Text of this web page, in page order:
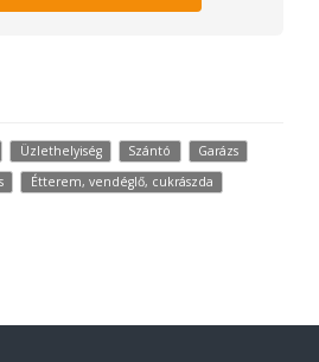
Üzlethelyiség Szántó
Garázs
Étterem, vendéglő, cukrászda